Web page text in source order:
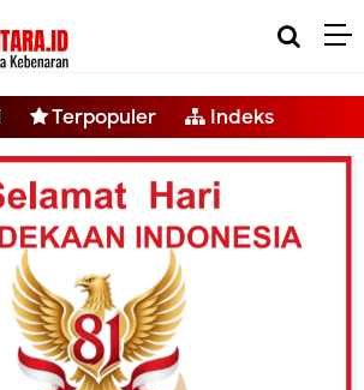
Terpopuler Indeks